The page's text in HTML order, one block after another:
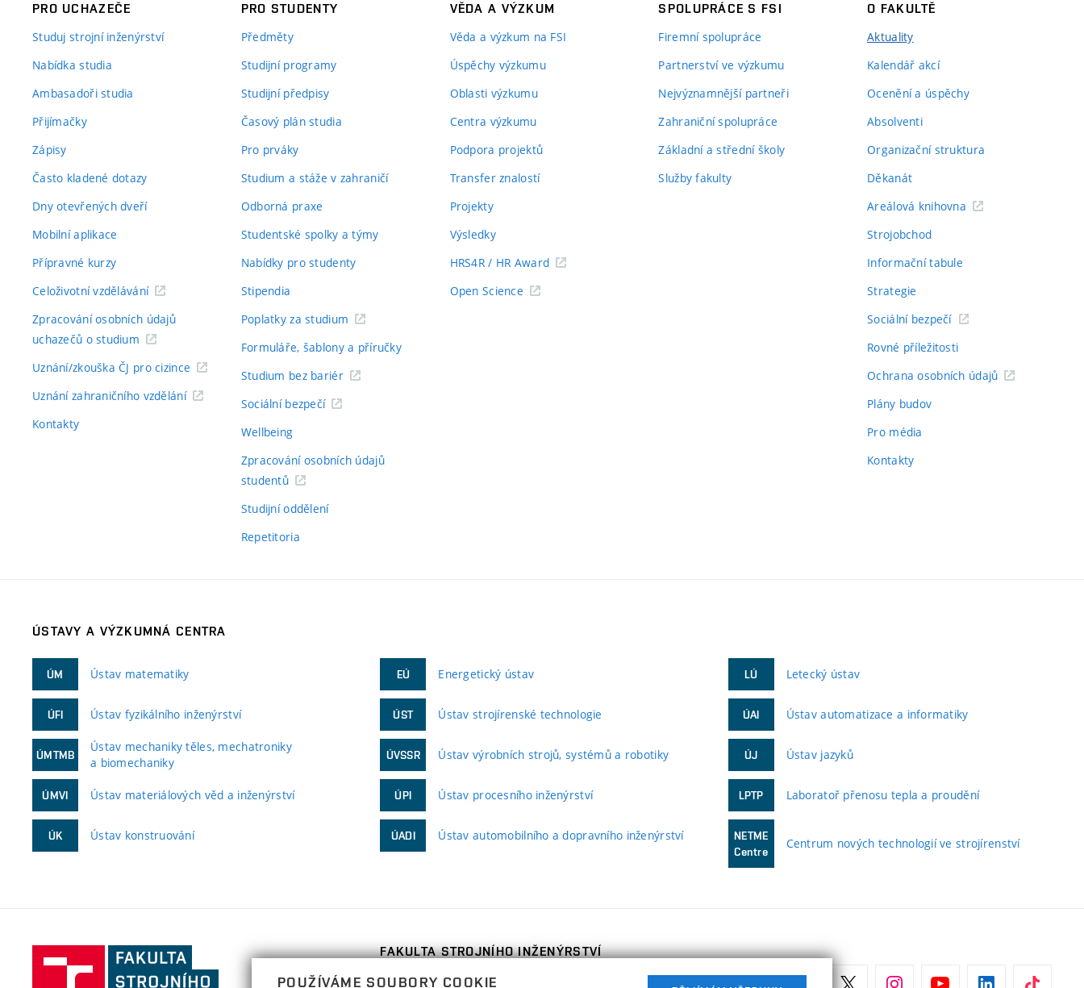
PRO UCHAZEČE
Studuj strojní inženýrství
Nabídka studia
Ambasadoři studia
Přijímačky
Zápisy
Často kladené dotazy
Dny otevřených dveří
Mobilní aplikace
Přípravné kurzy
Celoživotní vzdělávání
Zpracování osobních údajů
uchazečů o studium
Uznání/zkouška ČJ pro cizince
Uznání zahraničního vzdělání
Kontakty
PRO STUDENTY
Předměty
Studijní programy
Studijní předpisy
Časový plán studia
Pro prváky
Studium a stáže v zahraničí
Odborná praxe
Studentské spolky a týmy
Nabídky pro studenty
Stipendia
Poplatky za studium
Formuláře, šablony a příručky
Studium bez bariér
Sociální bezpečí
Wellbeing
Zpracování osobních údajů
studentů
Studijní oddělení
Repetitoria
VĚDA A VÝZKUM
Věda a výzkum na FSI
Úspěchy výzkumu
Oblasti výzkumu
Centra výzkumu
Podpora projektů
Transfer znalostí
Projekty
Výsledky
HRS4R / HR Award
Open Science
SPOLUPRÁCE S FSI
Firemní spolupráce
Partnerství ve výzkumu
Nejvýznamnější partneři
Zahraniční spolupráce
Základní a střední školy
Služby fakulty
O FAKULTĚ
Aktuality
Kalendář akcí
Ocenění a úspěchy
Absolventi
Organizační struktura
Děkanát
Areálová knihovna
Strojobchod
Informační tabule
Strategie
Sociální bezpečí
Rovné příležitosti
Ochrana osobních údajů
Plány budov
Pro média
Kontakty
ÚSTAVY A VÝZKUMNÁ CENTRA
ÚM Ústav matematiky
ÚFI Ústav fyzikálního inženýrství
ÚMTMB
Ústav mechaniky těles, mechatroniky
a biomechaniky
ÚMVI Ústav materiálových věd a inženýrství
ÚK Ústav konstruování
EÚ Energetický ústav
ÚST Ústav strojírenské technologie
ÚVSSR Ústav výrobních strojů, systémů a robotiky
ÚPI Ústav procesního inženýrství
ÚADI Ústav automobilního a dopravního inženýrství
LÚ Letecký ústav
ÚAI Ústav automatizace a informatiky
ÚJ Ústav jazyků
LPTP Laboratoř přenosu tepla a proudění
NETME
Centre
Centrum nových technologií ve strojírenství
Fakulta
FAKULTA STROJNÍHO INŽENÝRSTVÍ
POUŽÍVÁME SOUBORY COOKIE